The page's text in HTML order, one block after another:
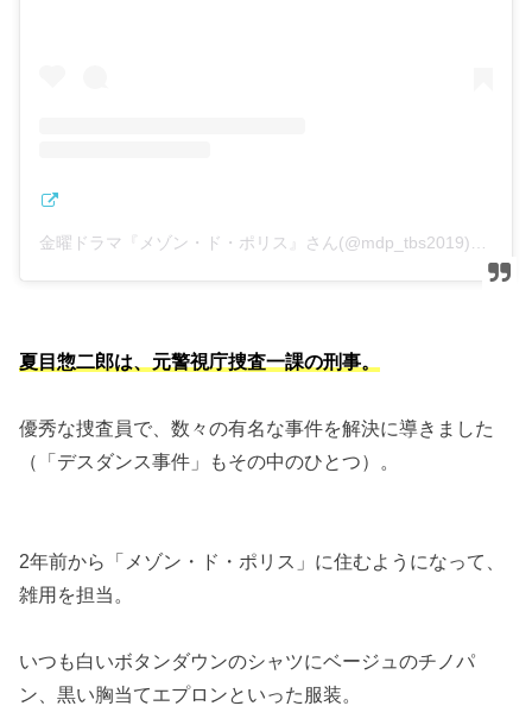
金曜ドラマ『メゾン・ド・ポリス』さん(@mdp_tbs2019)がシェアした投稿
夏目惣二郎は、元警視庁捜査一課の刑事。
優秀な捜査員で、数々の有名な事件を解決に導きました
（「デスダンス事件」もその中のひとつ）。
2年前から「メゾン・ド・ポリス」に住むようになって、
雑用を担当。
いつも白いボタンダウンのシャツにベージュのチノパ
ン、黒い胸当てエプロンといった服装。